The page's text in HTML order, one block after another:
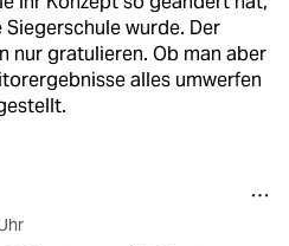
wurde. Der
nur gratulieren. Ob man aber
alles umwerfen